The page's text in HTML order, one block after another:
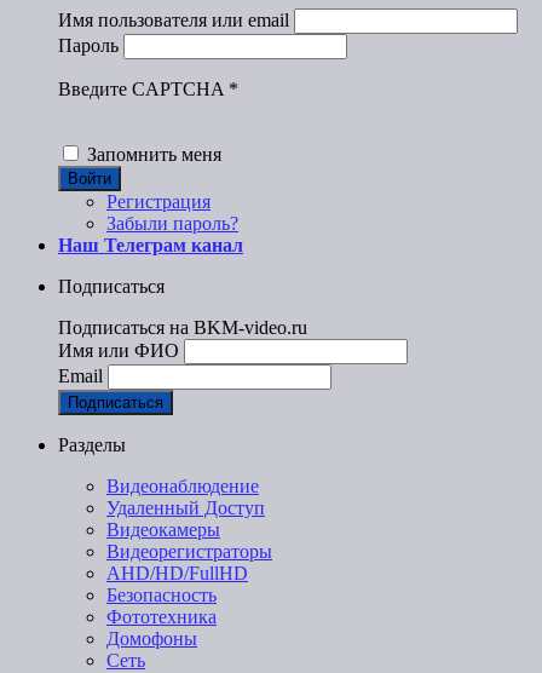
Имя пользователя или email
Пароль
Введите CAPTCHA *
Запомнить меня
Войти
Регистрация
Забыли пароль?
Наш Телеграм канал
Подписаться
Подписаться на BKM-video.ru
Имя или ФИО
Email
Разделы
Видеонаблюдение
Удаленный Доступ
Видеокамеры
Видеорегистраторы
AHD/HD/FullHD
Безопасность
Фототехника
Домофоны
Сеть